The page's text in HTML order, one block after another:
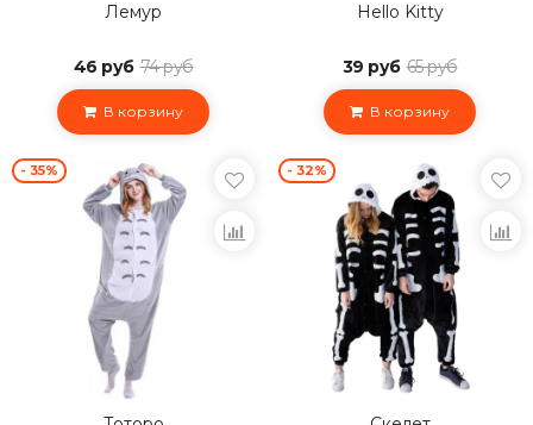
Лемур
46 руб 74 руб
В корзину
Hello Kitty
39 руб 65 руб
В корзину
- 35% - 32%